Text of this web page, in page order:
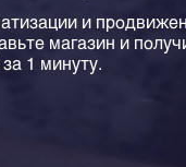
и
магазин и
1 минуту.